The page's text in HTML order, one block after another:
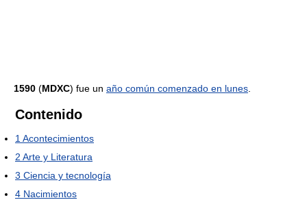
1590 (MDXC) fue un año común comenzado en lunes
Contenido
1 Acontecimientos
2 Arte y Literatura
3 Ciencia y tecnología
4 Nacimientos